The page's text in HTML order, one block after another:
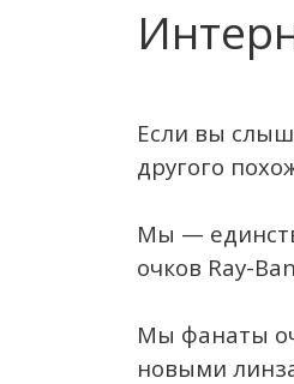
Если вы
другого
Мы —
очков Ray-
Мы фанаты
новыми